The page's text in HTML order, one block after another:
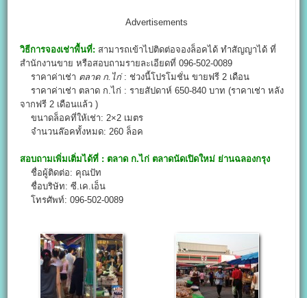
Advertisements
วิธีการจองเช่าพื้นที่: สามารถเข้าไปติดต่อจองล็อคได้ ทำสัญญาได้ ที่
สำนักงานขาย หรือสอบถามรายละเอียดที่ 096-502-0089
ราคาค่าเช่า ตลาด ก.ไก่: ช่วงนี้โปรโมชั่น ขายฟรี 2 เดือน
ราคาค่าเช่า ตลาด ก.ไก่ : รายสัปดาห์ 650-840 บาท (ราคาเช่า หลัง
จากฟรี 2 เดือนแล้ว )
ขนาดล็อคที่ให้เช่า: 2×2 เมตร
จำนวนล๊อคทั้งหมด: 260 ล็อค
สอบถามเพิ่มเติ่มได้ที่ : ตลาด ก.ไก่ ตลาดนัดเปิดใหม่ ย่านฉลองกรุง
ชื่อผู้ติดต่อ: คุณปัท
ชื่อบริษัท: ซี.เค.เอ็น
โทรศัพท์: 096-502-0089